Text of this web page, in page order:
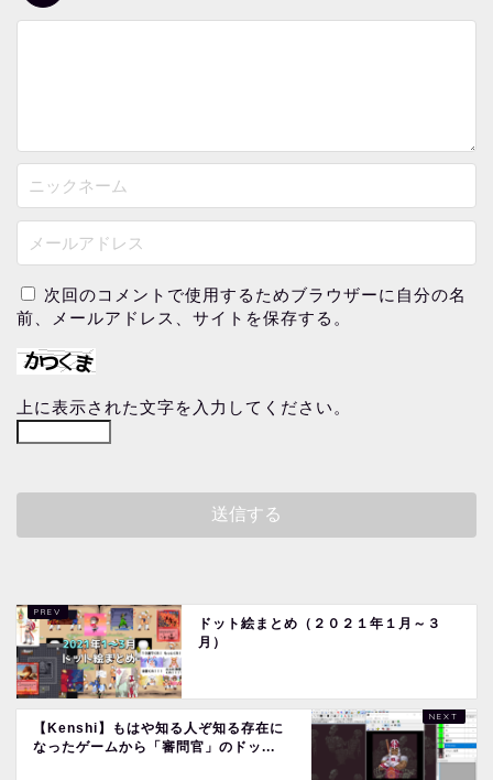
次回のコメントで使用するためブラウザーに自分の名
前、メールアドレス、サイトを保存する。
上に表示された文字を入力してください。
ドット絵まとめ（２０２１年１月～３
月）
【Kenshi】もはや知る人ぞ知る存在に
なったゲームから「審問官」のドッ...